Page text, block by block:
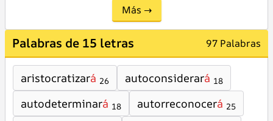
Más →
Palabras de 15 letras 97 Palabras
aristocratizará 26 autoconsiderará 18
autodeterminará 18 autorreconocerá 25